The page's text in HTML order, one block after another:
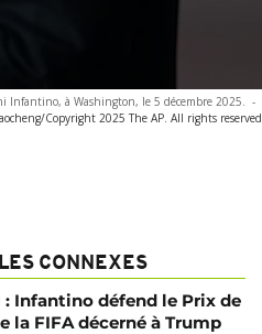
Infantino, à Washington, le 5 décembre 2025. -
Copyright 2025 The AP. All rights reserved
CONNEXES
Infantino défend le Prix de
la FIFA décerné à Trump